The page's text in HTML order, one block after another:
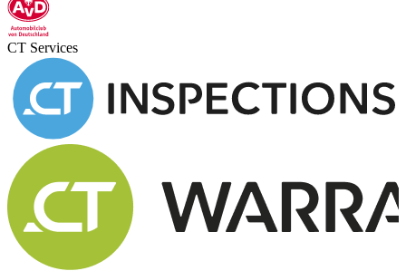
CT Services